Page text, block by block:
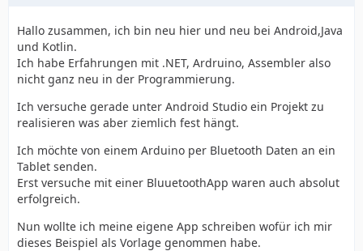
Hallo zusammen, ich bin neu hier und neu bei Android,Java
und Kotlin.
Ich habe Erfahrungen mit .NET, Ardruino, Assembler also
nicht ganz neu in der Programmierung.
Ich versuche gerade unter Android Studio ein Projekt zu
realisieren was aber ziemlich fest hängt.
Ich möchte von einem Arduino per Bluetooth Daten an ein
Tablet senden.
Erst versuche mit einer BluuetoothApp waren auch absolut
erfolgreich.
Nun wollte ich meine eigene App schreiben wofür ich mir
dieses Beispiel als Vorlage genommen habe.